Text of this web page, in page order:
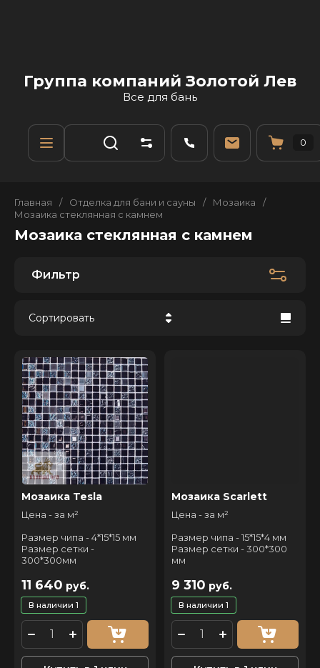
Группа компаний Золотой Лев
Все для бань
0
Главная / Отделка для бани и сауны / Мозаика
/
Мозаика стеклянная с камнем
Мозаика стеклянная с камнем
Фильтр
Сортировать
Цена - возрастание
Название - Я-А
Название - А-Я
Мозаика Tesla
Цена - за м²
Размер чипа - 4*15*15 мм
Размер сетки -
300*300мм
В наличии 1
11 640 руб.
Мозаика Scarlett
Цена - за м²
Размер чипа - 15*15*4 мм
Размер сетки - 300*300
мм
В наличии 1
9 310 руб.